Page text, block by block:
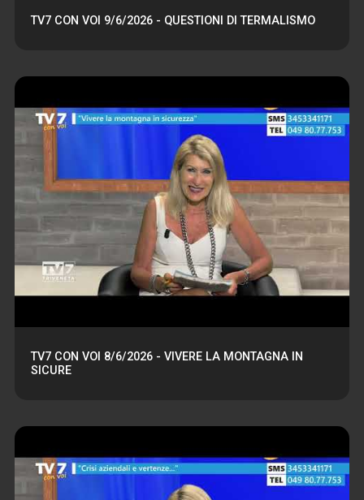
TV7 CON VOI 9/6/2026 - QUESTIONI DI TERMALISMO
TV7 CON VOI 8/6/2026 - VIVERE LA MONTAGNA IN
SICURE